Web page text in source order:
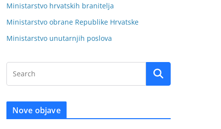
Ministarstvo hrvatskih branitelja
Ministarstvo obrane Republike Hrvatske
Ministarstvo unutarnjih poslova
Nove objave